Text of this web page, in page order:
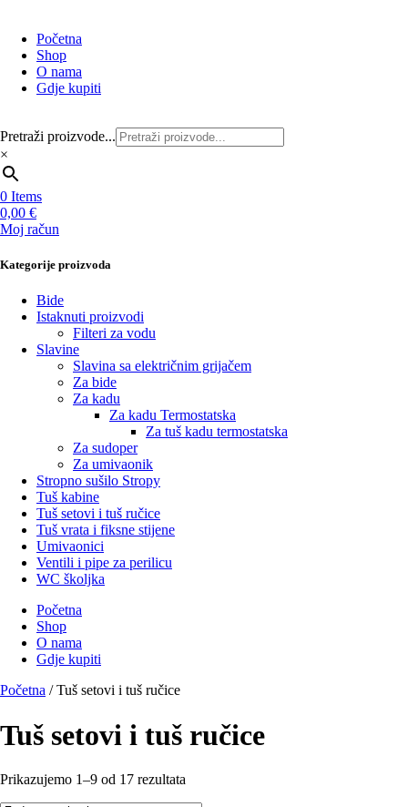
Početna
Shop
O nama
Gdje kupiti
Pretraži proizvode...
×
0 Items
0,00 €
Moj račun
Kategorije proizvoda
Bide
Istaknuti proizvodi
Filteri za vodu
Slavine
Slavina sa električnim grijačem
Za bide
Za kadu
Za kadu Termostatska
Za tuš kadu termostatska
Za sudoper
Za umivaonik
Stropno sušilo Stropy
Tuš kabine
Tuš setovi i tuš ručice
Tuš vrata i fiksne stijene
Umivaonici
Ventili i pipe za perilicu
WC školjka
Početna
Shop
O nama
Gdje kupiti
Početna / Tuš setovi i tuš ručice
Tuš setovi i tuš ručice
Prikazujemo 1–9 od 17 rezultata